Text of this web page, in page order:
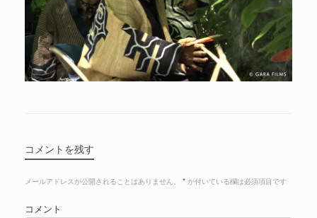
コメントを残す
メールアドレスが公開されることはありません。 * が付いている欄は必須項目です
コメント